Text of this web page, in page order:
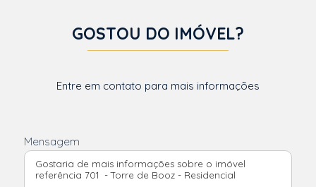
GOSTOU DO IMÓVEL?
Entre em contato para mais informações
Mensagem